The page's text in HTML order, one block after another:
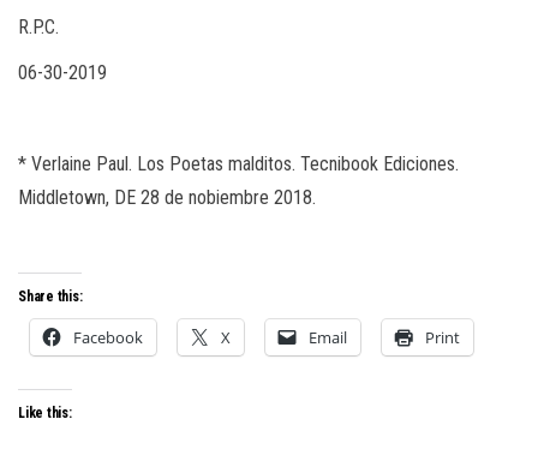
R.P.C.
06-30-2019
* Verlaine Paul. Los Poetas malditos. Tecnibook Ediciones.
Middletown, DE 28 de nobiembre 2018.
Share this:
Facebook X Email Print
Like this: